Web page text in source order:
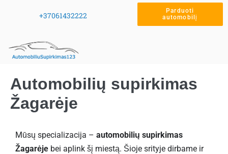
+37061432222
Parduoti
automobilį
Automobilių supirkimas
Žagarėje
Mūsų specializacija – automobilių supirkimas
Žagarėje bei aplink šį miestą. Šioje srityje dirbame ir